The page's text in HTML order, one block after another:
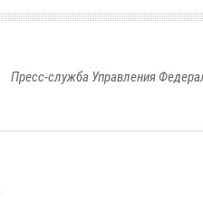
Пресс-служба Управления